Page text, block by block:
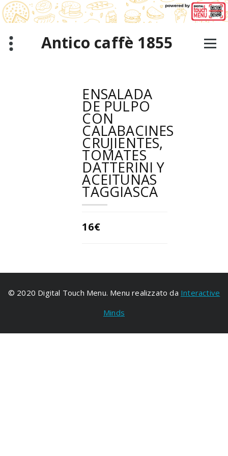
Saltar
al
contenido
Antico caffè 1855
ENSALADA
DE PULPO
CON
CALABACINES
CRUJIENTES,
TOMATES
DATTERINI Y
ACEITUNAS
TAGGIASCA
16€
© 2020 Digital Touch Menu. Menu realizzato da Interactive
Minds